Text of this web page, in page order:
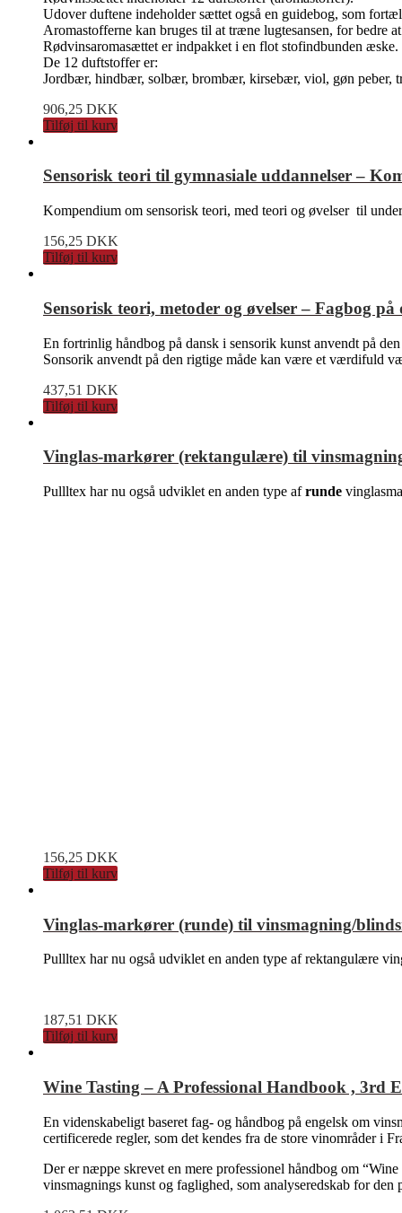
Udover duftene indeholder sættet også en guidebog, som
Aromastofferne kan bruges til at træne lugtesansen, for bedre
Rødvinsaromasættet er indpakket i en flot stofindbunden æske.
De 12 duftstoffer er:
Jordbær, hindbær, solbær, brombær, kirsebær, viol, gøn peber,
906,25 DKK
Tilføj til kurv
Sensorisk teori til gymnasiale uddannelser –
Kompendium om sensorisk teori, med teori og øvelser til
156,25 DKK
Tilføj til kurv
Sensorisk teori, metoder og øvelser – Fagbog
En fortrinlig håndbog på dansk i sensorik kunst anvendt på
Sonsorik anvendt på den rigtige måde kan være et værdifuld
437,51 DKK
Tilføj til kurv
Vinglas-markører (rektangulære) til
Pullltex har nu også udviklet en anden type afrunde
156,25 DKK
Tilføj til kurv
Vinglas-markører (runde) til vinsmagning/
Pullltex har nu også udviklet en anden type af rektangulære
187,51 DKK
Tilføj til kurv
Wine Tasting – A Professional Handbook , 3rd
En videnskabeligt baseret fag- og håndbog på engelsk om
certificerede regler, som det kendes fra de store vinområder i
Der er næppe skrevet en mere professionel håndbog om
vinsmagnings kunst og faglighed, som analyseredskab for